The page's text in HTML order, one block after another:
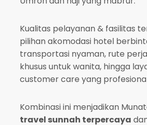
Kualitas pelayanan & fasilitas
pilihan akomodasi hotel
transportasi nyaman, rute
khusus untuk wanita, hingga
customer care yang
Kombinasi ini menjadikan
travel sunnah terpercaya